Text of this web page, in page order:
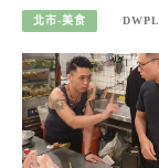
北市-美食